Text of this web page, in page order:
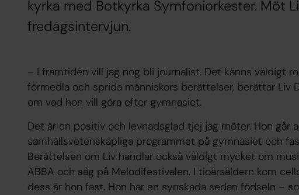
kyrka med Botkyrka Symfoniorkester. Möt
fredagsintervjun.
– I framtiden vill jag nog bli journalist. Det känns väldigt
förmedla och sprida människors berättelser, berättar Liv
om vad hon vill göra efter gymnasiet.
Det är en positiv och levnadsglad tjej jag möter. Hon går
samhällsvetenskapliga programmet på gymnasiet och
Berättelsen om Liv handlar också väldigt mycket om
ABBA och såg på Melodifestivalen. I tioårsåldern kom
dess är hon fast. Hon har en synskada sedan födseln –